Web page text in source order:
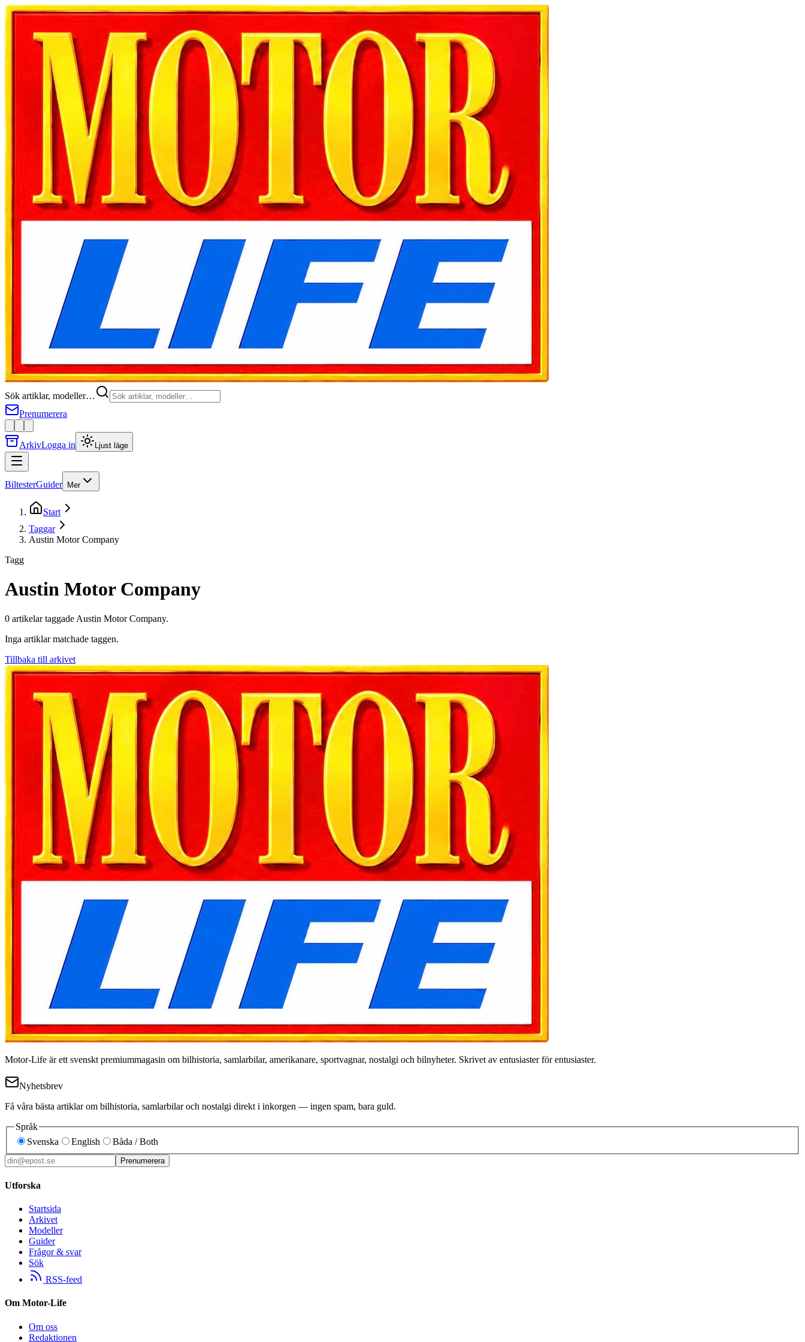
Sök artiklar, modeller…
Prenumerera
ArkivLogga in Ljust läge
BiltesterGuider Mer
Start
Taggar
Austin Motor Company
Tagg
Austin Motor Company
0 artikelartaggade Austin Motor Company.
Inga artiklar matchade taggen.
Tillbaka till arkivet
Motor-Life är ett svenskt premiummagasin om bilhistoria, samlarbilar, amerikanare, sportvagnar, nostalgi och bilnyheter. Skrivet av entusiaster för entusiaster.
Nyhetsbrev
Få våra bästa artiklar om bilhistoria, samlarbilar och nostalgi direkt i inkorgen — ingen spam, bara guld.
Språk
Svenska
English Båda / Both
Prenumerera
Utforska
Startsida
Arkivet
Modeller
Guider
Frågor & svar
Sök
RSS-feed
Om Motor-Life
Om oss
Redaktionen